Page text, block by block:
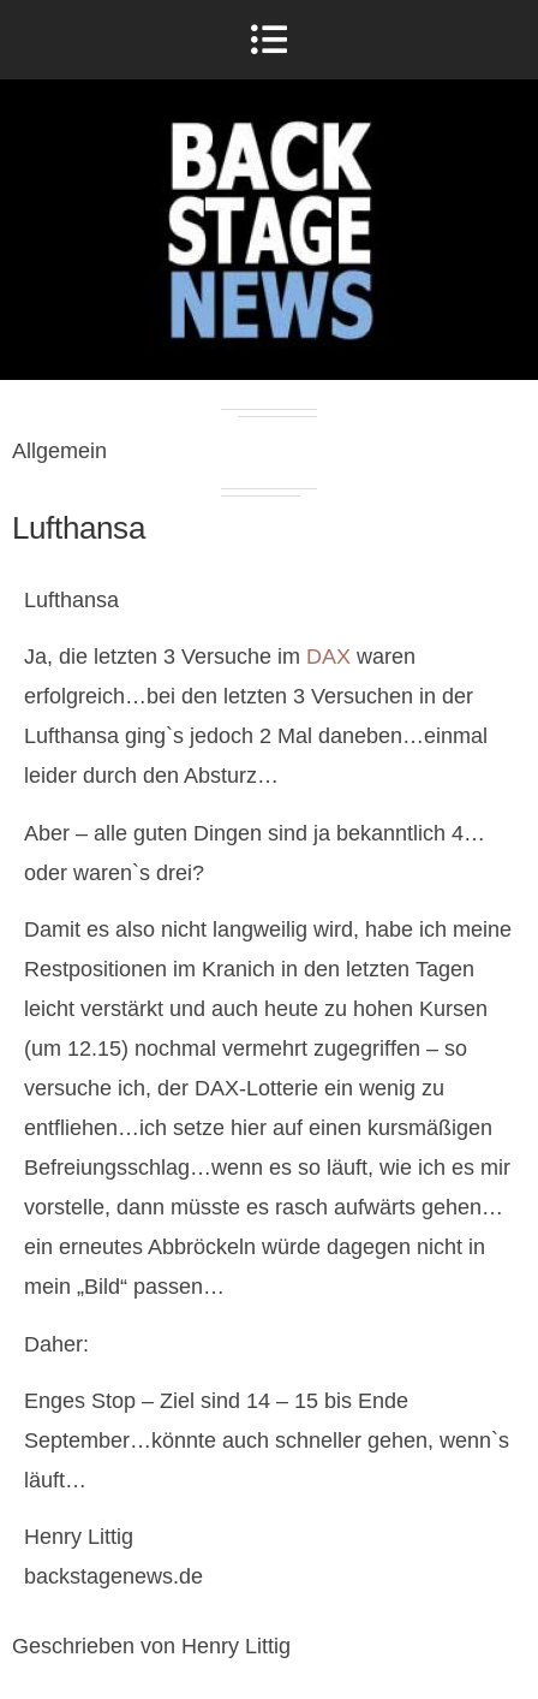
Allgemein
Lufthansa
Lufthansa
Ja, die letzten 3 Versuche im DAX waren
erfolgreich…bei den letzten 3 Versuchen in der
Lufthansa ging`s jedoch 2 Mal daneben…einmal
leider durch den Absturz…
Aber – alle guten Dingen sind ja bekanntlich 4…
oder waren`s drei?
Damit es also nicht langweilig wird, habe ich meine
Restpositionen im Kranich in den letzten Tagen
leicht verstärkt und auch heute zu hohen Kursen
(um 12.15) nochmal vermehrt zugegriffen – so
versuche ich, der DAX-Lotterie ein wenig zu
entfliehen…ich setze hier auf einen kursmäßigen
Befreiungsschlag…wenn es so läuft, wie ich es mir
vorstelle, dann müsste es rasch aufwärts gehen…
ein erneutes Abbröckeln würde dagegen nicht in
mein „Bild“ passen…
Daher:
Enges Stop – Ziel sind 14 – 15 bis Ende
September…könnte auch schneller gehen, wenn`s
läuft…
Henry Littig
backstagenews.de
Geschrieben von Henry Littig